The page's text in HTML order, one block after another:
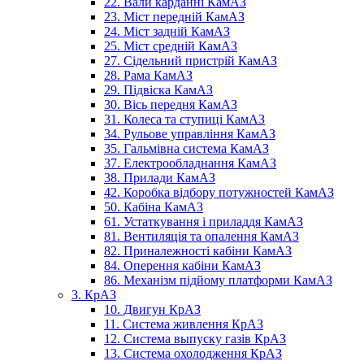
23. Міст передній КамАЗ
24. Міст задній КамАЗ
25. Міст средній КамАЗ
27. Сідельний пристрій КамАЗ
28. Рама КамАЗ
29. Підвіска КамАЗ
30. Вісь передня КамАЗ
31. Колеса та ступиці КамАЗ
34. Рульове управління КамАЗ
35. Гальмівна система КамАЗ
37. Електрообладнання КамАЗ
38. Прилади КамАЗ
42. Коробка відбору потужностей КамАЗ
50. Кабіна КамАЗ
61. Устаткування і приладдя КамАЗ
81. Вентиляція та опалення КамАЗ
82. Приналежності кабіни КамАЗ
84. Оперення кабіни КамАЗ
86. Механізм підйому платформи КамАЗ
3. КрАЗ
10. Двигун КрАЗ
11. Система живлення КрАЗ
12. Система выпуску газів КрАЗ
13. Система охолодження КрАЗ